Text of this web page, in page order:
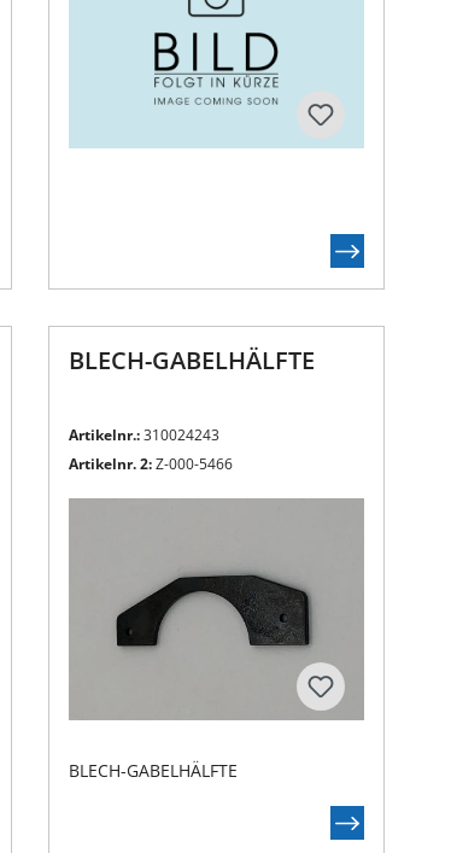
BLECH-GABELHÄLFTE
Artikelnr.:310024243
Artikelnr. 2:Z-000-5466
BLECH-GABELHÄLFTE